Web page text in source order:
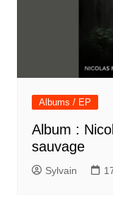
Albums / EP
Album :
sauvage
Sylvain